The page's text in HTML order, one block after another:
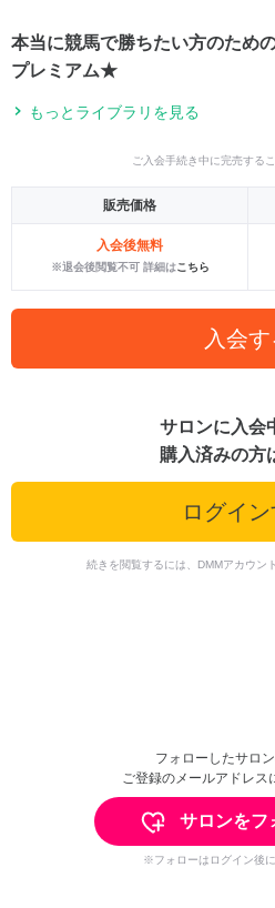
本当に競馬で勝ちたい方のため
プレミアム★
もっとライブラリを見る
ご入会手続き中に完売する
販売価格
入会後無料
※退会後閲覧不可 詳細はこちら
入会す
サロンに入会
購入済みの方
ログイ
続きを閲覧するには、DMMアカウン
フォローしたサロン
ご登録のメールアドレス
サロンをフ
※フォローはログイン後に